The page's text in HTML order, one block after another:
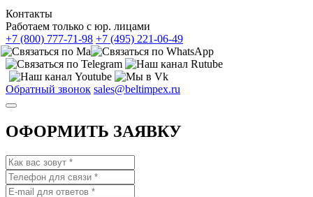
Контакты
Работаем только с юр. лицами
+7 (800) 777-71-98 +7 (495) 221-06-49
Обратный звонок sales@beltimpex.ru
ОФОРМИТЬ ЗАЯВКУ